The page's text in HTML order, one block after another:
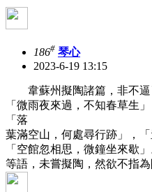
186# 琴心
2023-6-19 13:15
韋蘇州擬陶諸篇，非不逼
「微雨夜來過，不知春草生」
「落
葉滿空山，何處尋行跡」，
「空館忽相思，微鐘坐來歇
等語，未嘗擬陶，然欲不指為